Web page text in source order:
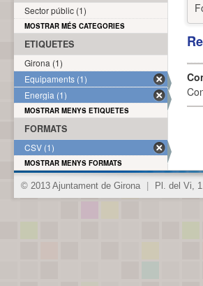
Sector públic (1)
MOSTRAR MÉS CATEGORIES
ETIQUETES
Girona (1)
Equipaments (1)
Energia (1)
MOSTRAR MENYS ETIQUETES
FORMATS
CSV (1)
MOSTRAR MENYS FORMATS
© 2013 Ajuntament de Girona Pl. del Vi,